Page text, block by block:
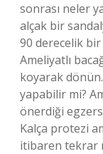
sonrası neler
alçak bir
90 derecelik bir
Ameliyatlı
koyarak
yapabilir mi?
önerdiği
Kalça protezi
itibaren tekrar